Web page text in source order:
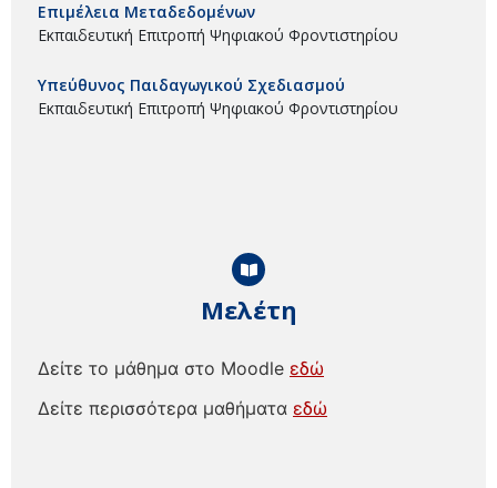
Μελέτη
Δείτε το μάθημα στο Moodle εδώ
Δείτε περισσότερα μαθήματα εδώ
Επιμέλεια Μεταδεδομένων
Εκπαιδευτική Επιτροπή Ψηφιακού Φροντιστηρίου
Υπεύθυνος Παιδαγωγικού Σχεδιασμού
Εκπαιδευτική Επιτροπή Ψηφιακού Φροντιστηρίου